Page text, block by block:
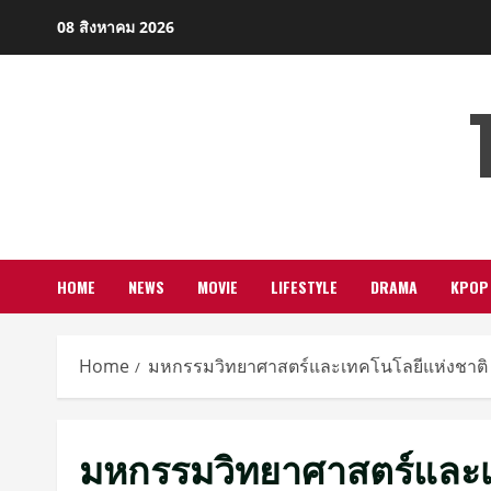
08 สิงหาคม 2026
HOME NEWS MOVIE LIFESTYLE DRAMA KPOP
Home มหกรรมวิทยาศาสตร์และเทคโนโลยีแห่งชาติ
มหกรรมวิทยาศาสตร์แล